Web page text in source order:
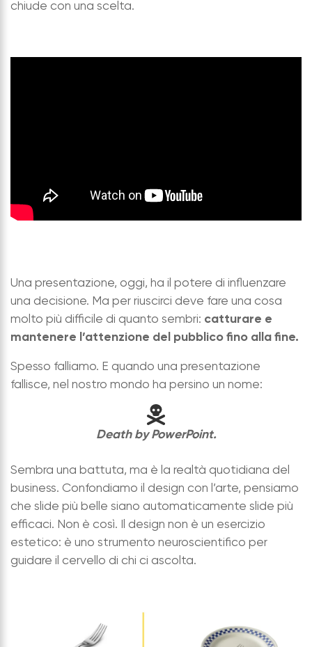
chiude con una scelta.
Una presentazione, oggi, ha il potere di influenzare
una decisione. Ma per riuscirci deve fare una cosa
molto più difficile di quanto sembri: catturare e
mantenere l’attenzione del pubblico fino alla fine.
Spesso falliamo. E quando una presentazione
fallisce, nel nostro mondo ha persino un nome:
Death by PowerPoint.
Sembra una battuta, ma è la realtà quotidiana del
business. Confondiamo il design con l’arte, pensiamo
che slide più belle siano automaticamente slide più
efficaci. Non è così. Il design non è un esercizio
estetico: è uno strumento neuroscientifico per
guidare il cervello di chi ci ascolta.